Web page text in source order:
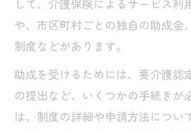
や、市区町村ごとの独自の助成金
制度などがあります。
助成を受けるためには、要介護認
の提出など、いくつかの手続きが
は、制度の詳細や申請方法につい